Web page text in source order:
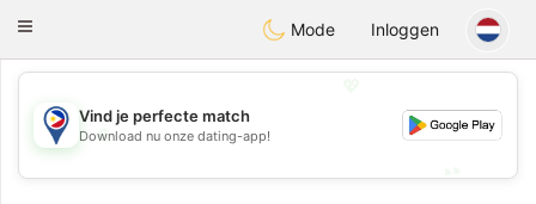
PhilippinesChat
Toggle
Mode Inloggen
💖
💕
Vind je perfecte match
Download nu onze dating-app!